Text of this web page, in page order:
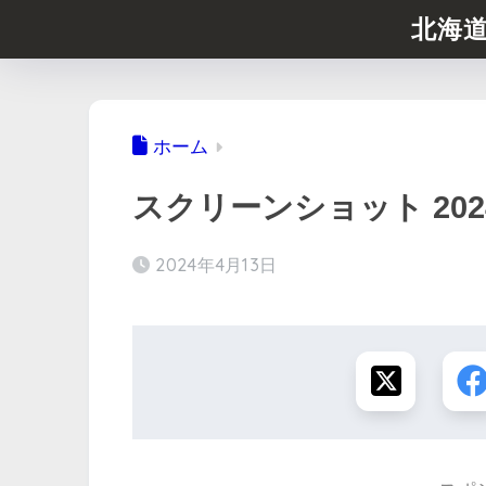
北海
ホーム
スクリーンショット
2024年4月13日